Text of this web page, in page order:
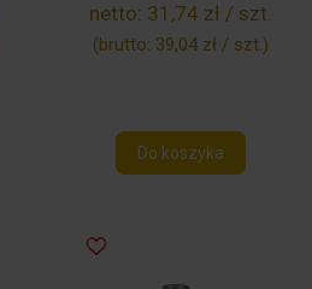
netto: 31,74 zł / szt.
(brutto: 39,04 zł / szt.)
Do koszyka